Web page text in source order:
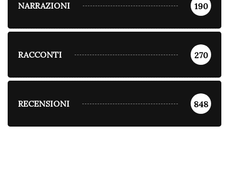
NARRAZIONI 190
RACCONTI 270
RECENSIONI 848